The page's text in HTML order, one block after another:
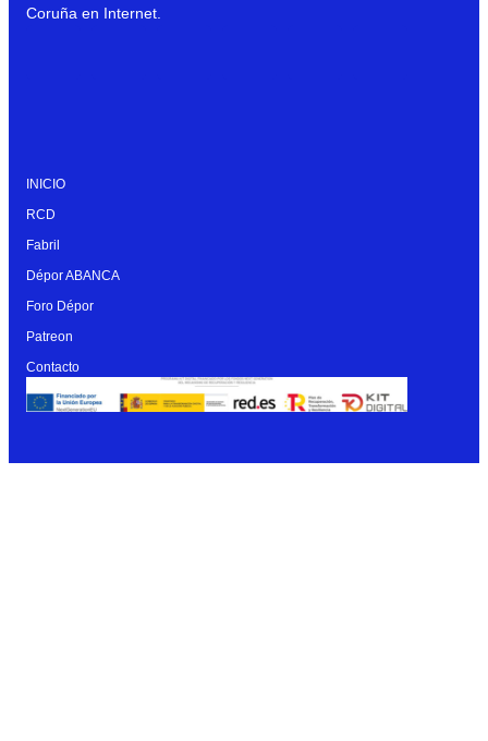
Coruña en Internet.
INICIO
RCD
Fabril
Dépor ABANCA
Foro Dépor
Patreon
Contacto